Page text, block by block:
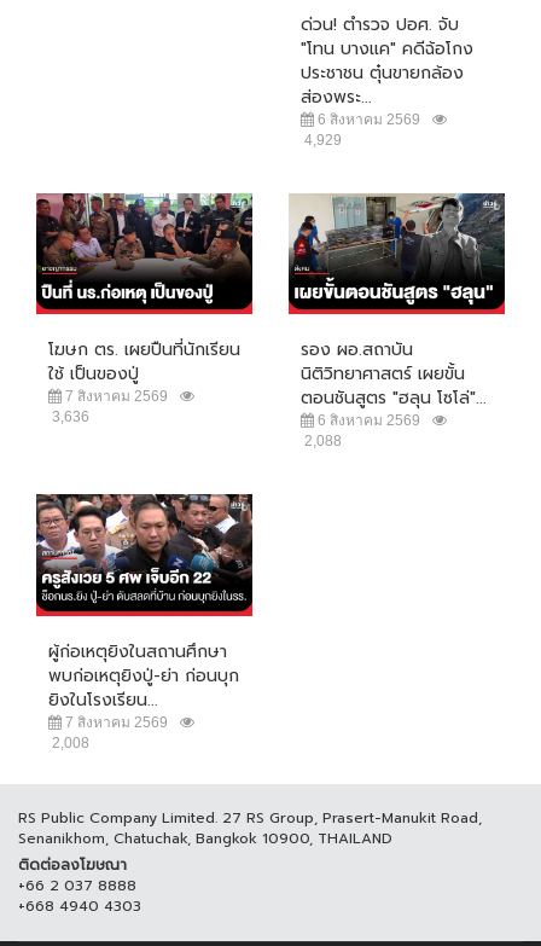
ด่วน! ตำรวจ ปอศ. จับ
"โทน บางแค" คดีฉ้อโกง
ประชาชน ตุ๋นขายกล้อง
ส่องพระ...
6 สิงหาคม 2569
4,929
โฆษก ตร. เผยปืนที่นักเรียน
ใช้ เป็นของปู่
7 สิงหาคม 2569
3,636
รอง ผอ.สถาบัน
นิติวิทยาศาสตร์ เผยขั้น
ตอนชันสูตร "ฮลุน โซโล่"...
6 สิงหาคม 2569
2,088
ผู้ก่อเหตุยิงในสถานศึกษา
พบก่อเหตุยิงปู่-ย่า ก่อนบุก
ยิงในโรงเรียน...
7 สิงหาคม 2569
2,008
RS Public Company Limited. 27 RS Group, Prasert-Manukit Road,
Senanikhom, Chatuchak, Bangkok 10900, THAILAND
ติดต่อลงโฆษณา
+66 2 037 8888
+668 4940 4303